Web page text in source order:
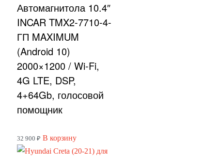
Автомагнитола 10.4″
INCAR TMX2-7710-4-
ГП MAXIMUM
(Android 10)
2000×1200 / Wi-Fi,
4G LTE, DSP,
4+64Gb, голосовой
помощник
32 900 ₽ В корзину